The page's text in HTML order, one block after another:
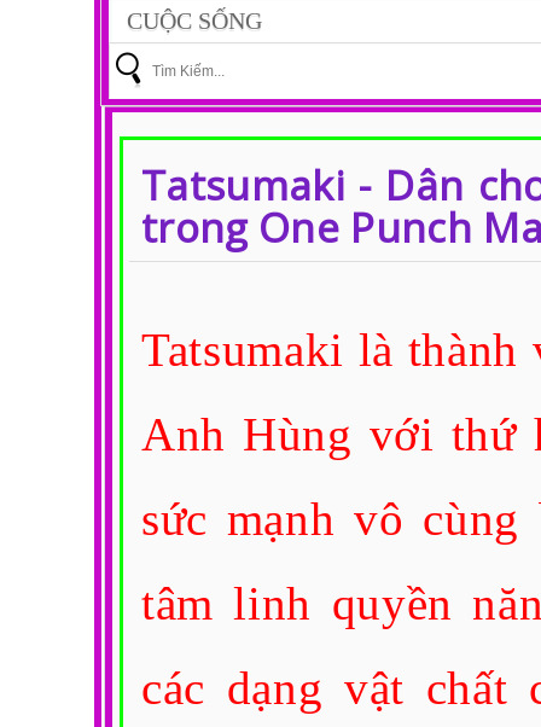
CUỘC SỐNG
Tatsumaki - Dân
trong One Punch
Tatsumaki là
Anh Hùng với thứ
sức mạnh vô cùng
tâm linh quyền
các dạng vật chất